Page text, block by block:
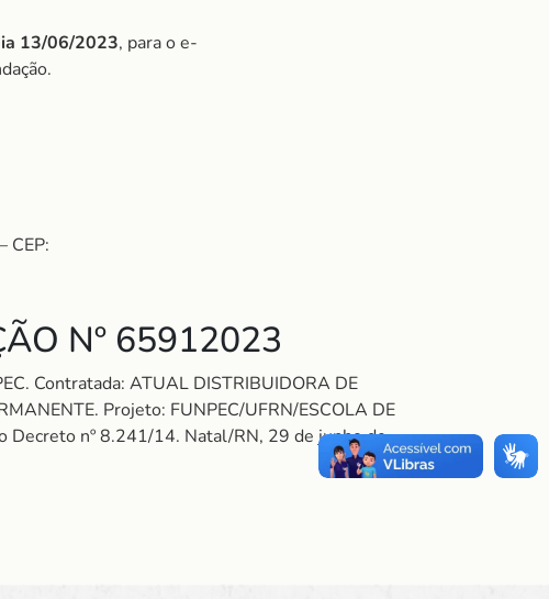
13/06/2023, para o e-
CEP:
Nº 65912023
Contratada: ATUAL DISTRIBUIDORA DE
Projeto: FUNPEC/UFRN/ESCOLA DE
nº 8.241/14. Natal/RN, 29 de junho de